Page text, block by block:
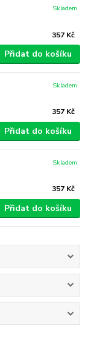
357 Kč
Skladem
Přidat do košíku
357 Kč
Skladem
Přidat do košíku
357 Kč
Skladem
Přidat do košíku